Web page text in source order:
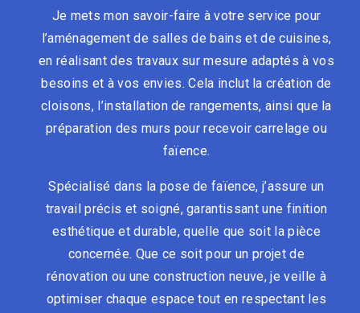
Je mets mon savoir-faire à votre service pour
l’aménagement de salles de bains et de cuisines,
en réalisant des travaux sur mesure adaptés à vos
besoins et à vos envies. Cela inclut la création de
cloisons, l’installation de rangements, ainsi que la
préparation des murs pour recevoir carrelage ou
faïence.
Spécialisé dans la pose de faïence, j’assure un
travail précis et soigné, garantissant une finition
esthétique et durable, quelle que soit la pièce
concernée. Que ce soit pour un projet de
rénovation ou une construction neuve, je veille à
optimiser chaque espace tout en respectant les